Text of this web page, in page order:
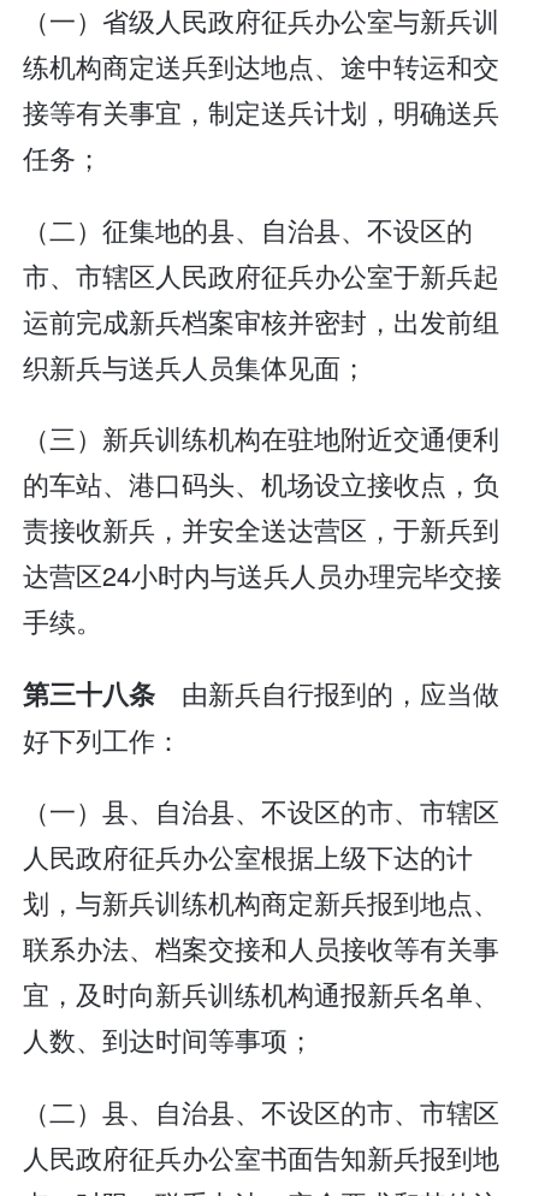
（一）省级人民政府征兵办公室与新兵训
练机构商定送兵到达地点、途中转运和交
接等有关事宜，制定送兵计划，明确送兵
任务；
（二）征集地的县、自治县、不设区的
市、市辖区人民政府征兵办公室于新兵起
运前完成新兵档案审核并密封，出发前组
织新兵与送兵人员集体见面；
（三）新兵训练机构在驻地附近交通便利
的车站、港口码头、机场设立接收点，负
责接收新兵，并安全送达营区，于新兵到
达营区24小时内与送兵人员办理完毕交接
手续。
第三十八条 由新兵自行报到的，应当做
好下列工作：
（一）县、自治县、不设区的市、市辖区
人民政府征兵办公室根据上级下达的计
划，与新兵训练机构商定新兵报到地点、
联系办法、档案交接和人员接收等有关事
宜，及时向新兵训练机构通报新兵名单、
人数、到达时间等事项；
（二）县、自治县、不设区的市、市辖区
人民政府征兵办公室书面告知新兵报到地